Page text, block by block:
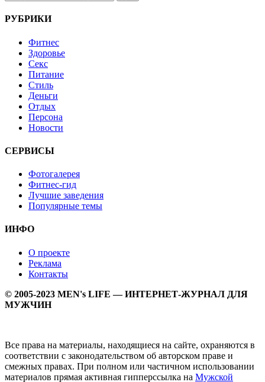
РУБРИКИ
Фитнес
Здоровье
Секс
Питание
Стиль
Деньги
Отдых
Персона
Новости
СЕРВИСЫ
Фотогалерея
Фитнес-гид
Лучшие заведения
Популярные темы
ИНФО
О проекте
Реклама
Контакты
© 2005-2023 MEN's LIFE — ИНТЕРНЕТ-ЖУРНАЛ ДЛЯ
МУЖЧИН
Все права на материалы, находящиеся на сайте, охраняются в
соответствии с законодательством об авторском праве и
смежных правах. При полном или частичном использовании
материалов прямая активная гипперссылка на Мужской